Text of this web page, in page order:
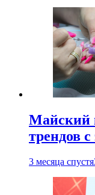
Майский
трендов
3 месяца спустя